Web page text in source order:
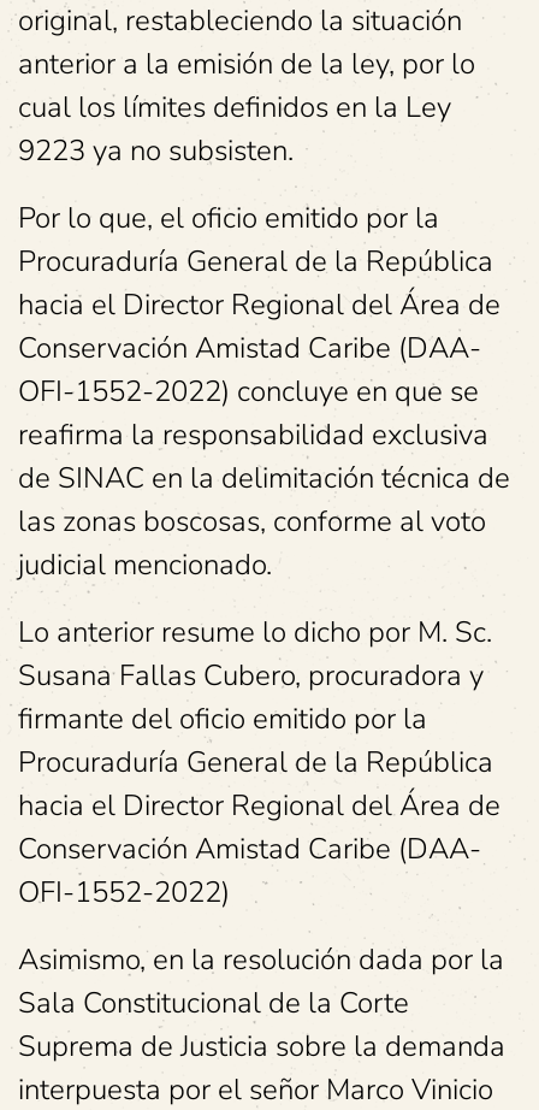
original, restableciendo la situación
anterior a la emisión de la ley, por lo
cual los límites definidos en la Ley
9223 ya no subsisten.
Por lo que, el oficio emitido por la
Procuraduría General de la República
hacia el Director Regional del Área de
Conservación Amistad Caribe (DAA-
OFI-1552-2022) concluye en que se
reafirma la responsabilidad exclusiva
de SINAC en la delimitación técnica de
las zonas boscosas, conforme al voto
judicial mencionado.
Lo anterior resume lo dicho por M. Sc.
Susana Fallas Cubero, procuradora y
firmante del oficio emitido por la
Procuraduría General de la República
hacia el Director Regional del Área de
Conservación Amistad Caribe (DAA-
OFI-1552-2022)
Asimismo, en la resolución dada por la
Sala Constitucional de la Corte
Suprema de Justicia sobre la demanda
interpuesta por el señor Marco Vinicio